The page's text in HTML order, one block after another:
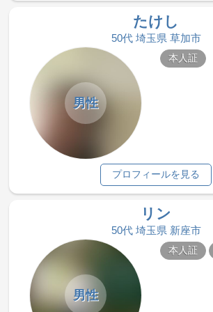
たけし
50代 埼玉県 草加市
男性
本人証
プロフィールを見る
リン
50代 埼玉県 新座市
男性
本人証